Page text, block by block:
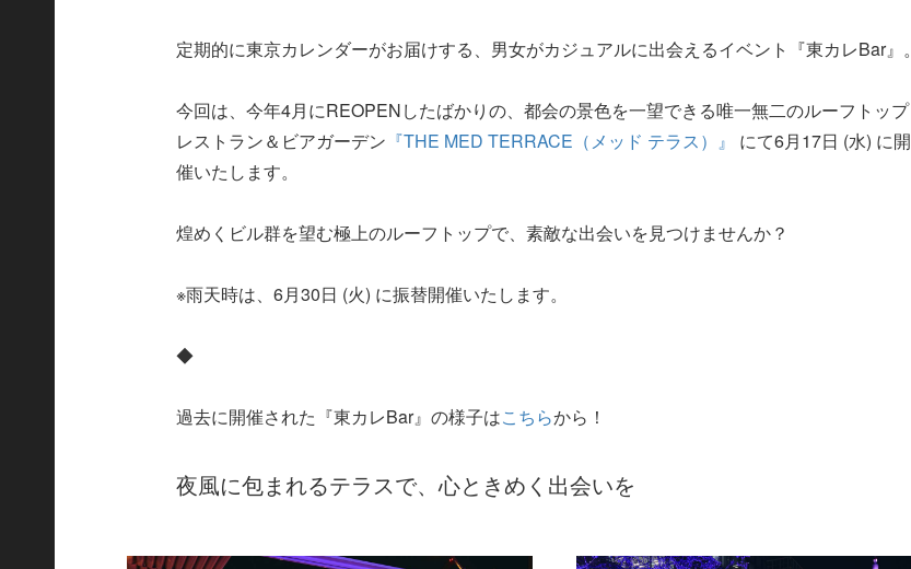
定期的に東京カレンダーがお届けする、男女がカジュアルに出会えるイベント『東カレBar』。
今回は、今年4月にREOPENしたばかりの、都会の景色を一望できる唯一無二のルーフトップ
レストラン＆ビアガーデン 『THE MED TERRACE（メッド テラス）』
にて6月17日 (水) に開
催いたします。
煌めくビル群を望む極上のルーフトップで、素敵な出会いを見つけませんか？
※雨天時は、6月30日 (火) に振替開催いたします。
◆
過去に開催された『東カレBar』の様子はこちらから！
夜風に包まれるテラスで、心ときめく出会いを